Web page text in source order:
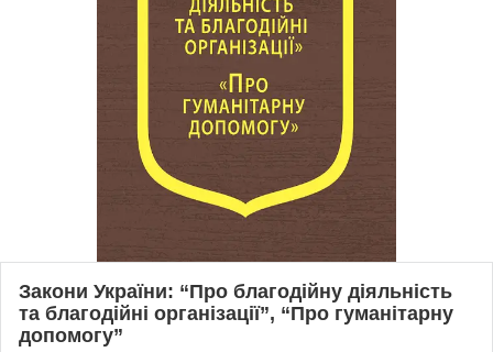
Закони України: “Про благодійну діяльність
та благодійні організації”, “Про гуманітарну
допомогу”